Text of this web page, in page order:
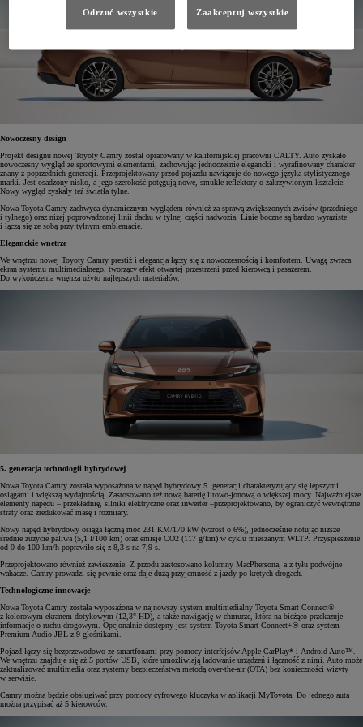
Nowoczesny design
Projekt designu nowej Toyoty Camry został opracowany w kalifornijskiej pracowni CALTY. Auto zyskało
nowoczesny wygląd ze sportowymi elementami, zachowując jednocześnie elegancki i wyrafinowany charakter
znany z poprzednich generacji. Przeprojektowany przód pojazdu nawiązuje do nowego języka stylistycznego
marki. Jest osadzony nisko, a jego szerokość potęgują nowe, smukłe reflektory o zakrzywionym kształcie.
Nowy wygląd zyskały też światła tylne.
Nowa Toyota Camry zachwyca dynamicznym wyglądem również za sprawą zwiększonych zwisów (przedniego
i tylnego) oraz niżej poprowadzonej linii dachu w tylnej części nadwozia. Linie boczne są bardzo wyraziste
i łączą się ze sobą przy tylnym emblemacie.
Eleganckie wnętrze
We wnętrzu nowej Toyoty Camry prestiż i elegancja łączy się z nowoczesnością i komfortem. Uwagę zwraca
ekran systemu multimedialnego, tworzący efekt otwartej przestrzeni przed kierowcą i pasażerem.
Do wykończenia wnętrza użyto najlepszych materiałów.
5. generacja technologii hybrydowej
Nowa Toyota Camry została wyposażona w napęd hybrydowy 5. generacji charakteryzujący się lepszymi
osiągami i większą wydajnością. Zastosowano też nową baterię litowo-jonową o większej mocy. Najważniejsze
elementy napędu – przekładnię, silniki elektryczne oraz inwerter –przeprojektowano, by ograniczyć wewnętrzne
straty oraz zredukować masę i rozmiary.
Nowy napęd hybrydowy osiąga łączną moc 231 KM/170 kW (wzrost o 6%), jednocześnie notując niższe
średnie zużycie paliwa (5,1 l/100 km) oraz emisje CO2 (117 g/km) w cyklu mieszanym WLTP. Przyspieszenie
od 0 do 100 km/h poprawiło się z 8,3 s na 7,9 s.
Przeprojektowano również zawieszenie. Z przodu zastosowano kolumny MacPhersona, a z tyłu podwójne
wahacze. Camry prowadzi się pewnie oraz daje dużą przyjemność z jazdy po krętych drogach.
Technologiczne innowacje
Nowa Toyota Camry została wyposażona w najnowszy system multimedialny Toyota Smart Connect®
z kolorowym ekranem dotykowym (12,3" HD), a także nawigację w chmurze, która na bieżąco przekazuje
informacje o ruchu drogowym. Opcjonalnie dostępny jest system Toyota Smart Connect+® oraz system
Premium Audio JBL z 9 głośnikami.
Pojazd łączy się bezprzewodowo ze smartfonami przy pomocy interfejsów Apple CarPlay* i Android Auto™.
We wnętrzu znajduje się aż 5 portów USB, które umożliwiają ładowanie urządzeń i łączność z nimi. Auto może
zaktualizować multimedia oraz systemy bezpieczeństwa metodą over-the-air (OTA) bez konieczności wizyty
w serwisie.
Camry można będzie obsługiwać przy pomocy cyfrowego kluczyka w aplikacji MyToyota. Do jednego auta
można przypisać aż 5 kierowców.
Odrzuć wszystkie Zaakceptuj wszystkie